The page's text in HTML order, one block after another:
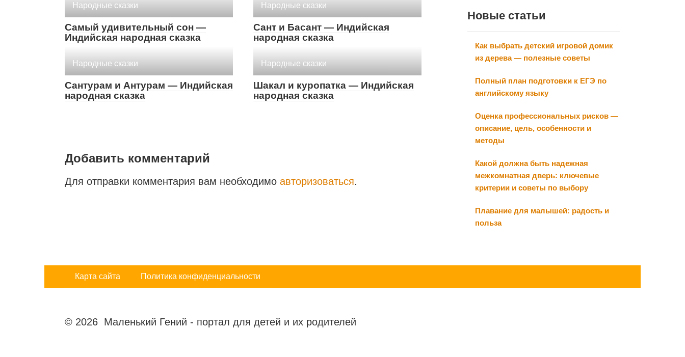
Народные сказки
Самый удивительный сон —
Индийская народная сказка
Народные сказки
Сант и Басант — Индийская
народная сказка
Народные сказки
Сантурам и Антурам — Индийская
народная сказка
Народные сказки
Шакал и куропатка — Индийская
народная сказка
Добавить комментарий
Для отправки комментария вам необходимо авторизоваться.
Новые статьи
Как выбрать детский игровой домик
из дерева — полезные советы
Полный план подготовки к ЕГЭ по
английскому языку
Оценка профессиональных рисков —
описание, цель, особенности и
методы
Какой должна быть надежная
межкомнатная дверь: ключевые
критерии и советы по выбору
Плавание для малышей: радость и
польза
Карта сайта Политика конфиденциальности
© 2026 Маленький Гений - портал для детей и их родителей